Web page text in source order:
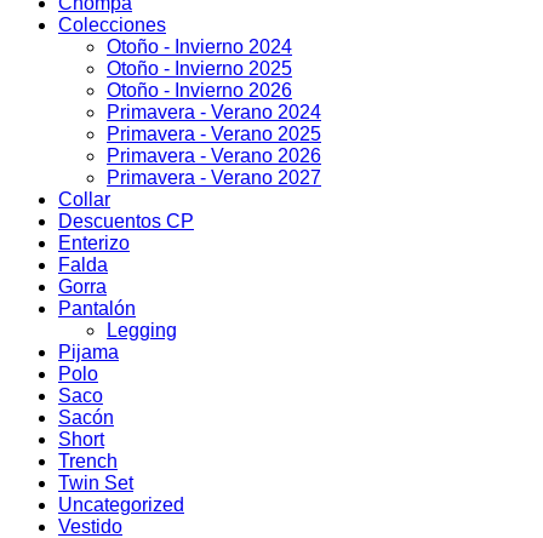
Colecciones
Otoño - Invierno 2024
Otoño - Invierno 2025
Otoño - Invierno 2026
Primavera - Verano 2024
Primavera - Verano 2025
Primavera - Verano 2026
Primavera - Verano 2027
Collar
Descuentos CP
Enterizo
Falda
Gorra
Pantalón
Legging
Pijama
Polo
Saco
Sacón
Short
Trench
Twin Set
Uncategorized
Vestido